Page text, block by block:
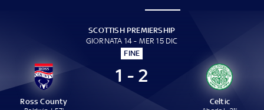
SCOTTISH PREMIERSHIP
GIORNATA 14 - MER 15 DIC
FINE
Ross County
1 - 2
Celtic